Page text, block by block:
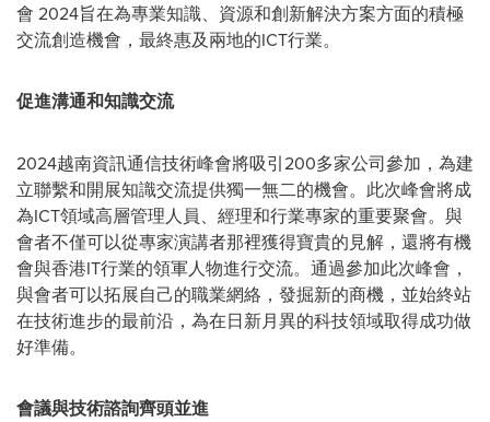
會 2024旨在為專業知識、資源和創新解決方案方面的積極
交流創造機會，最終惠及兩地的ICT行業。
促進溝通和知識交流
2024越南資訊通信技術峰會將吸引200多家公司參加，為建
立聯繫和開展知識交流提供獨一無二的機會。此次峰會將成
為ICT領域高層管理人員、經理和行業專家的重要聚會。與
會者不僅可以從專家演講者那裡獲得寶貴的見解，還將有機
會與香港IT行業的領軍人物進行交流。通過參加此次峰會，
與會者可以拓展自己的職業網絡，發掘新的商機，並始終站
在技術進步的最前沿，為在日新月異的科技領域取得成功做
好準備。
會議與技術諮詢齊頭並進